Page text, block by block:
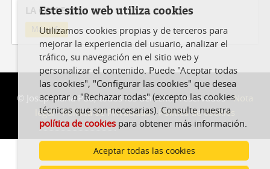
LA CALLE 42
Más info
© Josep Maria Pou, todos los derechos reservados -Nota
legal-Política de Privacidad- Política de cookies
Este sitio web utiliza cookies
Utilizamos cookies propias y de terceros para
mejorar la experiencia del usuario, analizar el
tráfico, su navegación en el sitio web y
personalizar el contenido. Puede "Aceptar todas
las cookies", "Configurar las cookies" que desea
aceptar o "Rechazar todas" (excepto las cookies
técnicas que son necesarias). Consulte nuestra
política de cookies para obtener más información.
Aceptar todas las cookies